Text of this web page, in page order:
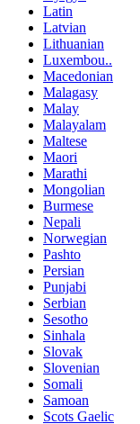
Latin
Latvian
Lithuanian
Luxembou..
Macedonian
Malagasy
Malay
Malayalam
Maltese
Maori
Marathi
Mongolian
Burmese
Nepali
Norwegian
Pashto
Persian
Punjabi
Serbian
Sesotho
Sinhala
Slovak
Slovenian
Somali
Samoan
Scots Gaelic